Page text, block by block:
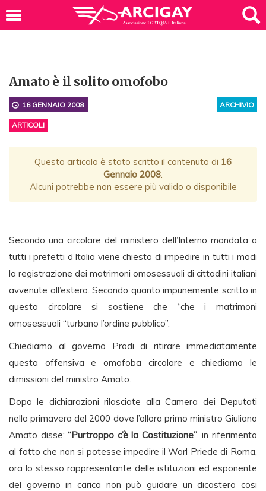
Amato è il solito omofobo
ARCHIVIO
16 GENNAIO 2008
ARTICOLI
Questo articolo è stato scritto il contenuto di 16
Gennaio 2008.
Alcuni potrebbe non essere più valido o disponibile
Secondo una circolare del ministero dell’Interno mandata a
tutti i prefetti d’Italia viene chiesto di impedire in tutti i modi
la registrazione dei matrimoni omosessuali di cittadini italiani
avvenute all’estero. Secondo quanto impunemente scritto in
questa circolare si sostiene che “che i matrimoni
omosessuali “turbano l’ordine pubblico”.
Chiediamo al governo Prodi di ritirare immediatamente
questa offensiva e omofoba circolare e chiediamo le
dimissioni del ministro Amato.
Dopo le dichiarazioni rilasciate alla Camera dei Deputati
nella primavera del 2000 dove l’allora primo ministro Giuliano
Amato disse:“Purtroppo c’è la Costituzione”, in riferimento
al fatto che non si potesse impedire il Worl Priede di Roma,
ora lo stesso rappresentante delle istituzioni ed esponente
del governo in carica non può guidare un dicastero cosi